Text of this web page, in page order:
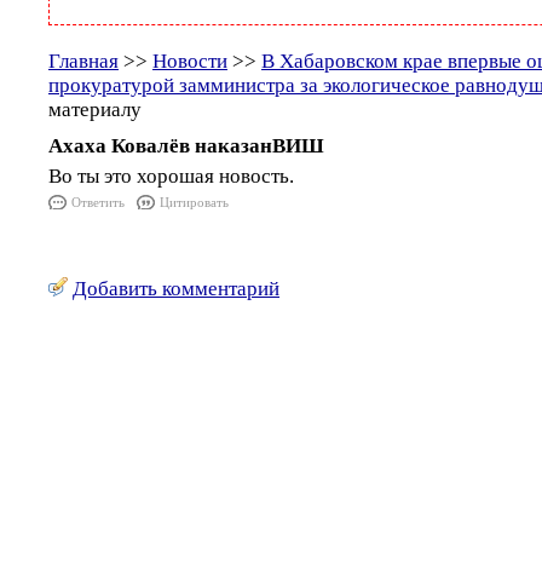
Главная >> Новости >> В Хабаровском крае впервые
прокуратурой замминистра за экологическое
материалу
Ахаха Ковалёв наказанВИШ
Во ты это хорошая новость.
Ответить Цитировать
Добавить комментарий